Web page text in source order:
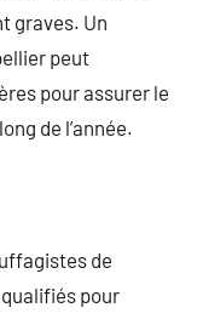
graves. Un
peut
pour assurer le
de l’année.
de
pour